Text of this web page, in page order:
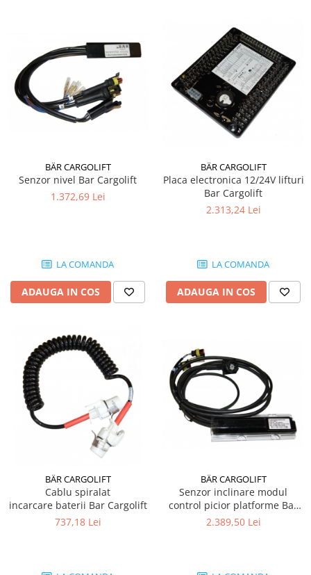
Hidraulice
Motor electric si pompa hidraulica
Cilindru hidraulic si protectie
burduf
ERHEL - HYDRIS
Mecanice
Role, bucse si bolturi
BÄR CARGOLIFT
Senzor nivel Bar Cargolift
1.372,69 Lei
LA COMANDA
ADAUGA IN COS
BÄR CARGOLIFT
Placa electronica 12/24V lifturi
Bar Cargolift
2.313,24 Lei
LA COMANDA
ADAUGA IN COS
BÄR CARGOLIFT
Cablu spiralat
incarcare baterii Bar Cargolift
737,18 Lei
BÄR CARGOLIFT
Senzor inclinare modul
control picior platforme Bar
Cargolift
2.389,50 Lei